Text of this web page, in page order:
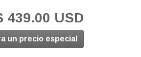
439.00 USD
un precio especial